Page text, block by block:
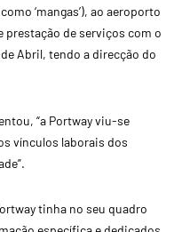
‘mangas’), ao aeroporto
prestação de serviços com o
Abril, tendo a direcção do
“a Portway viu-se
vínculos laborais dos
tinha no seu quadro